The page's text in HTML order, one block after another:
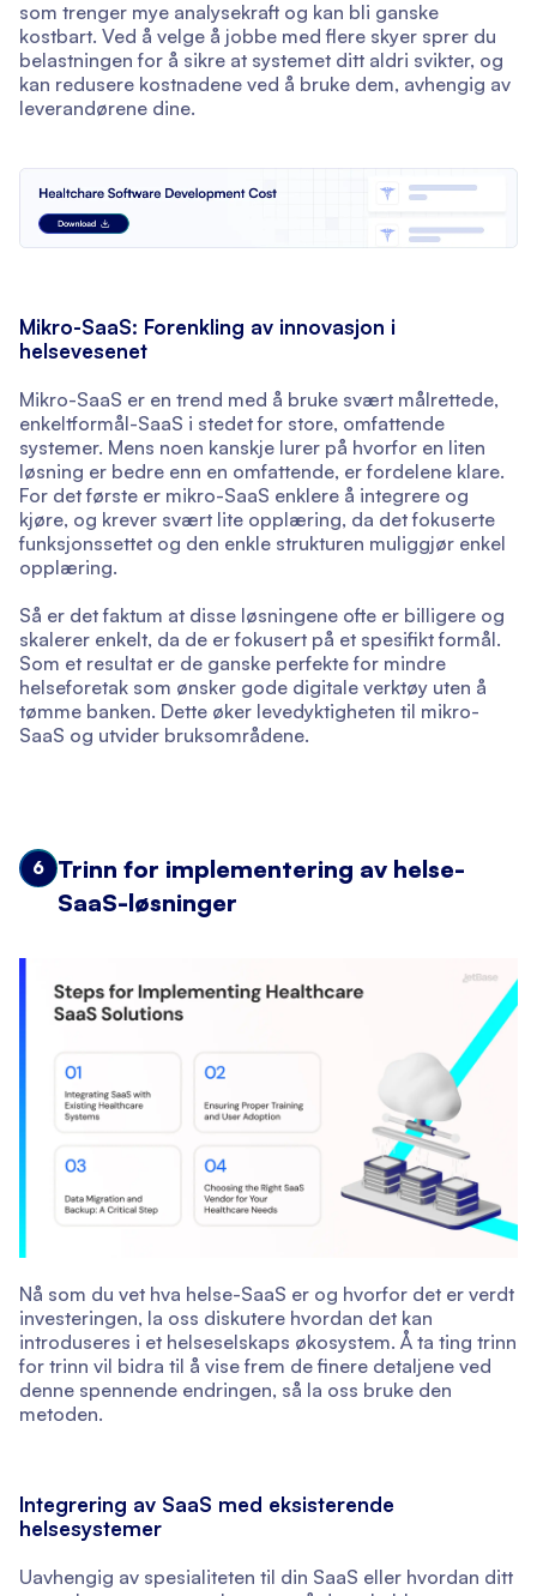
som trenger mye analysekraft og kan bli ganske
kostbart. Ved å velge å jobbe med flere skyer sprer du
belastningen for å sikre at systemet ditt aldri svikter, og
kan redusere kostnadene ved å bruke dem, avhengig av
leverandørene dine.
Mikro-SaaS: Forenkling av innovasjon i
helsevesenet
Mikro-SaaS er en trend med å bruke svært målrettede,
enkeltformål-SaaS i stedet for store, omfattende
systemer. Mens noen kanskje lurer på hvorfor en liten
løsning er bedre enn en omfattende, er fordelene klare.
For det første er mikro-SaaS enklere å integrere og
kjøre, og krever svært lite opplæring, da det fokuserte
funksjonssettet og den enkle strukturen muliggjør enkel
opplæring.
Så er det faktum at disse løsningene ofte er billigere og
skalerer enkelt, da de er fokusert på et spesifikt formål.
Som et resultat er de ganske perfekte for mindre
helseforetak som ønsker gode digitale verktøy uten å
tømme banken. Dette øker levedyktigheten til mikro-
SaaS og utvider bruksområdene.
6
Trinn for implementering av helse-
SaaS-løsninger
Nå som du vet hva helse-SaaS er og hvorfor det er verdt
investeringen, la oss diskutere hvordan det kan
introduseres i et helseselskaps økosystem. Å ta ting trinn
for trinn vil bidra til å vise frem de finere detaljene ved
denne spennende endringen, så la oss bruke den
metoden.
Integrering av SaaS med eksisterende
helsesystemer
Uavhengig av spesialiteten til din SaaS eller hvordan ditt